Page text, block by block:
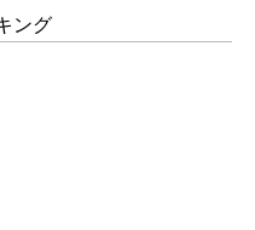
ング